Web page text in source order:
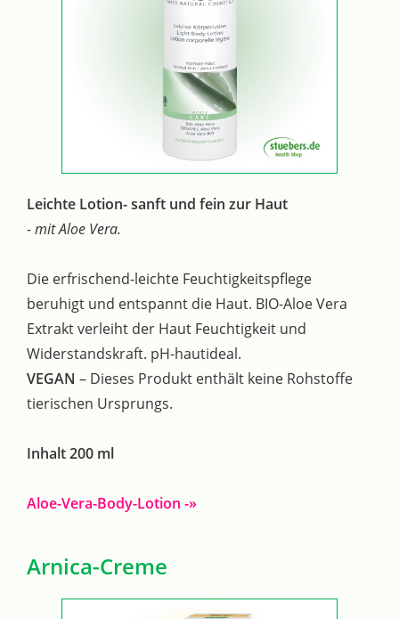
Leichte Lotion- sanft und fein zur Haut
- mit Aloe Vera.
Die erfrischend-leichte Feuchtigkeitspflege
beruhigt und entspannt die Haut. BIO-Aloe Vera
Extrakt verleiht der Haut Feuchtigkeit und
Widerstandskraft. pH-hautideal.
VEGAN – Dieses Produkt enthält keine Rohstoffe
tierischen Ursprungs.
Inhalt 200 ml
Aloe-Vera-Body-Lotion -»
Arnica-Creme